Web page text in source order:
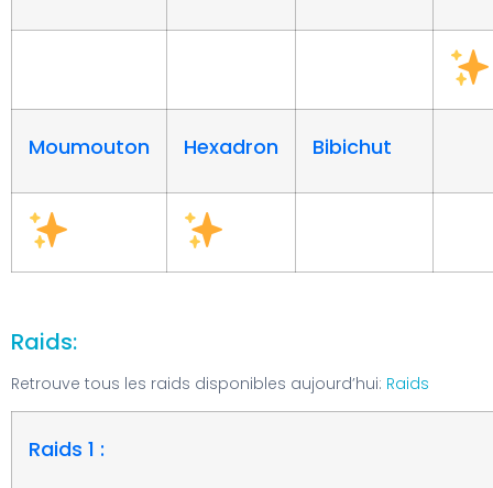
Moumouton Hexadron Bibichut
Raids:
Retrouve tous les raids disponibles aujourd’hui: Raids
Raids 1 :